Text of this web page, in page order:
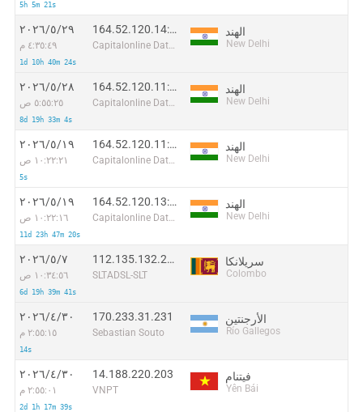
5h 5m 21s
٢٩‏/٥‏/٢٠٢٦
٤:٣٥:٤٩ م
1d 10h 40m 24s
164.52.120.14:50463
Capitalonline Data Service (HK) Co
الهند
New Delhi
٢٨‏/٥‏/٢٠٢٦
٥:٥٥:٢٥ ص
8d 19h 33m 4s
164.52.120.11:20044
Capitalonline Data Service (HK) Co
الهند
New Delhi
١٩‏/٥‏/٢٠٢٦
١٠:٢٢:٢١ ص
5s
164.52.120.11:5855
Capitalonline Data Service (HK) Co
الهند
New Delhi
١٩‏/٥‏/٢٠٢٦
١٠:٢٢:١٦ ص
11d 23h 47m 20s
164.52.120.13:5848
Capitalonline Data Service (HK) Co
الهند
New Delhi
٧‏/٥‏/٢٠٢٦
١٠:٣٤:٥٦ ص
6d 19h 39m 41s
112.135.132.223
SLTADSL-SLT
سريلانكا
Colombo
٣٠‏/٤‏/٢٠٢٦
٢:٥٥:١٥ م
14s
170.233.31.231
Sebastian Souto
الأرجنتين
Río Gallegos
٣٠‏/٤‏/٢٠٢٦
٢:٥٥:٠١ م
2d 1h 17m 39s
14.188.220.203
VNPT
فيتنام
Yên Bái